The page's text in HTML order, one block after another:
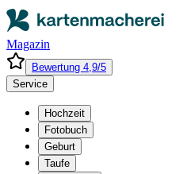
Magazin
Bewertung 4,9/5
Service
Hochzeit
Fotobuch
Geburt
Taufe